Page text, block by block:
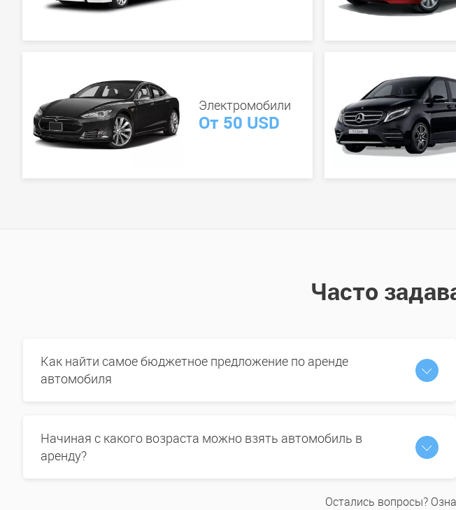
Электромобили
От 50 USD
Часто
Как найти самое бюджетное предложение по аренде
автомобиля
Начиная с какого возраста можно взять автомобиль в
аренду?
Остались вопросы?